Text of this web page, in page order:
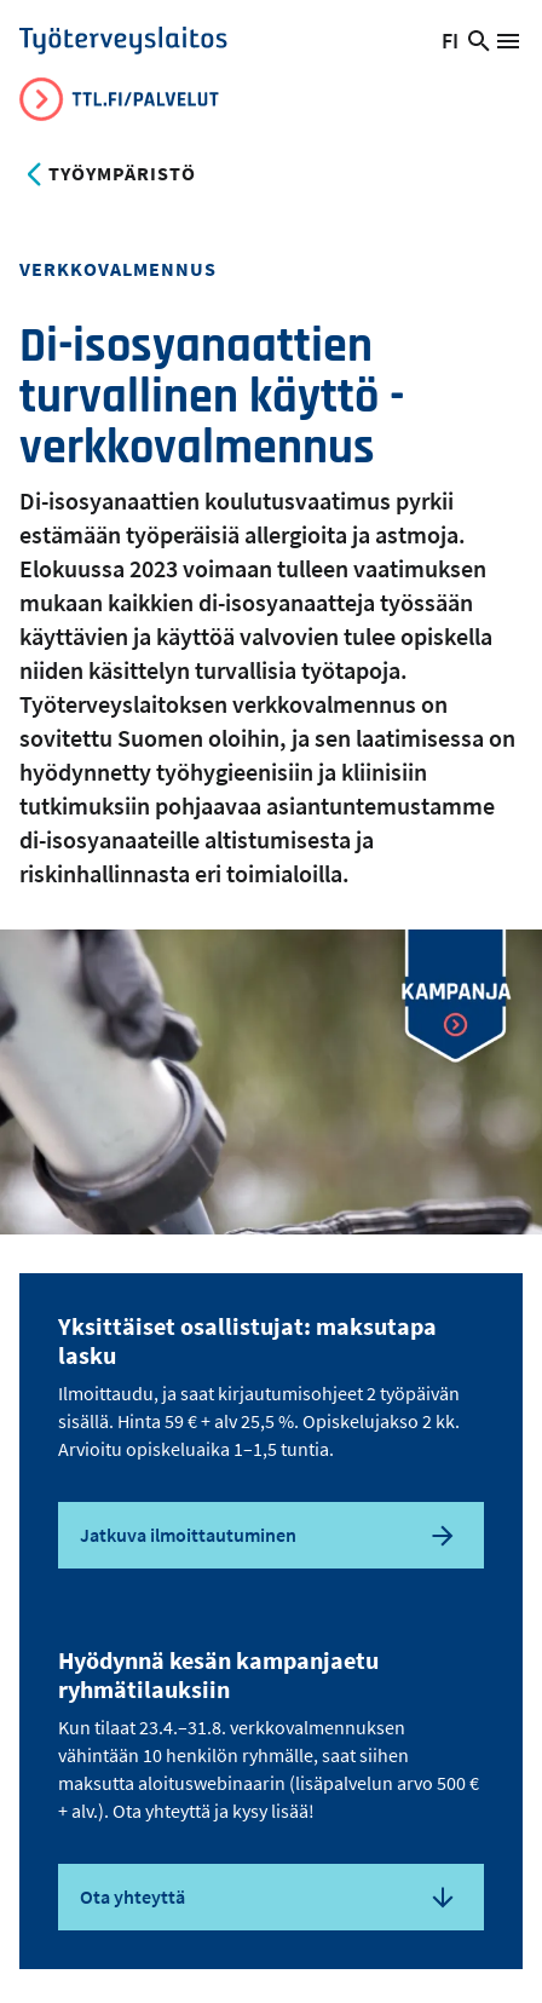
Hyppää
pääsisältöön
Työterveyslaitos
Vaihda
FI
Hae
TYÖYMPÄRISTÖ
Toteutustapa
VERKKOVALMENNUS
Di-isosyanaattien
turvallinen käyttö -
verkkovalmennus
Di-isosyanaattien koulutusvaatimus pyrkii
estämään työperäisiä allergioita ja astmoja.
Elokuussa 2023 voimaan tulleen vaatimuksen
mukaan kaikkien di-isosyanaatteja työssään
käyttävien ja käyttöä valvovien tulee opiskella
niiden käsittelyn turvallisia työtapoja.
Työterveyslaitoksen verkkovalmennus on
sovitettu Suomen oloihin, ja sen laatimisessa on
hyödynnetty työhygieenisiin ja kliinisiin
tutkimuksiin pohjaavaa asiantuntemustamme
di-isosyanaateille altistumisesta ja
riskinhallinnasta eri toimialoilla.
Yksittäiset osallistujat: maksutapa
lasku
Ilmoittaudu, ja saat kirjautumisohjeet 2 työpäivän
sisällä. Hinta 59 € + alv 25,5 %. Opiskelujakso 2 kk.
Arvioitu opiskeluaika 1–1,5 tuntia.
Jatkuva ilmoittautuminen
Hyödynnä kesän kampanjaetu
ryhmätilauksiin
Kun tilaat 23.4.–31.8. verkkovalmennuksen
vähintään 10 henkilön ryhmälle, saat siihen
maksutta aloituswebinaarin (lisäpalvelun arvo 500 €
+ alv.). Ota yhteyttä ja kysy lisää!
Ota yhteyttä